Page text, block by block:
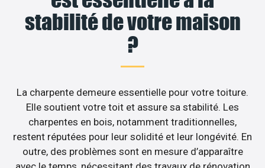
stabilité de votre maison
?
La charpente demeure essentielle pour votre toiture.
Elle soutient votre toit et assure sa stabilité. Les
charpentes en bois, notamment traditionnelles,
restent réputées pour leur solidité et leur longévité. En
outre, des problèmes sont en mesure d’apparaître